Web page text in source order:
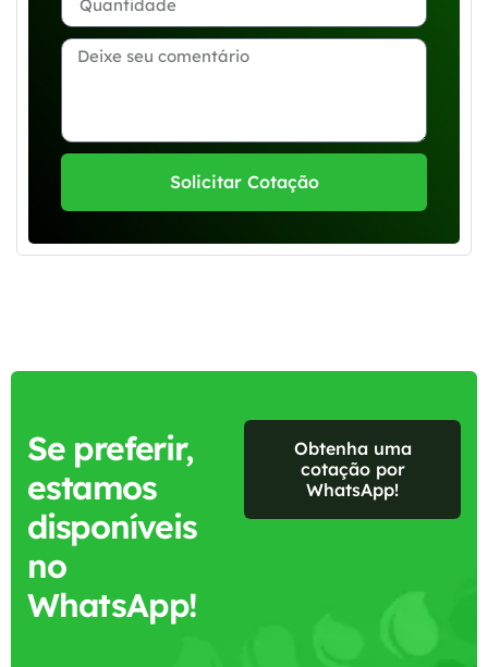
Solicitar Cotação
Se preferir,
estamos
disponíveis
no
WhatsApp!
Obtenha uma
cotação por
WhatsApp!